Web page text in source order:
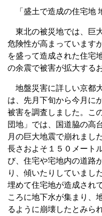
「盛土で造成の住宅地
東北の被災地では、巨
危険性が高まっています
を盛って造成された住宅
の余震で被害が拡大する
地盤災害に詳しい京都
は、先月下旬から今月に
被害を調査しました。こ
団地」では、国道脇の高
月の巨大地震で崩れまし
長さおよそ１５０メート
び、住宅や宅地内の道路
り、傾いたりしていまし
埋めて住宅地が造成され
ころに地下水が集まり、
るように崩壊したとみら